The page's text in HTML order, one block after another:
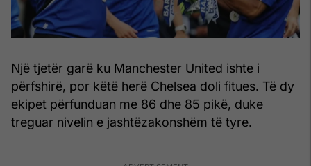
Një tjetër garë ku Manchester United ishte i
përfshirë, por këtë herë Chelsea doli fitues. Të dy
ekipet përfunduan me 86 dhe 85 pikë, duke
treguar nivelin e jashtëzakonshëm të tyre.